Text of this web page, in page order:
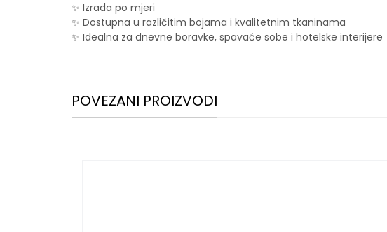
✨ Izrada po mjeri
✨ Dostupna u različitim bojama i kvalitetnim tkaninama
✨ Idealna za dnevne boravke, spavaće sobe i hotelske interijere
POVEZANI PROIZVODI